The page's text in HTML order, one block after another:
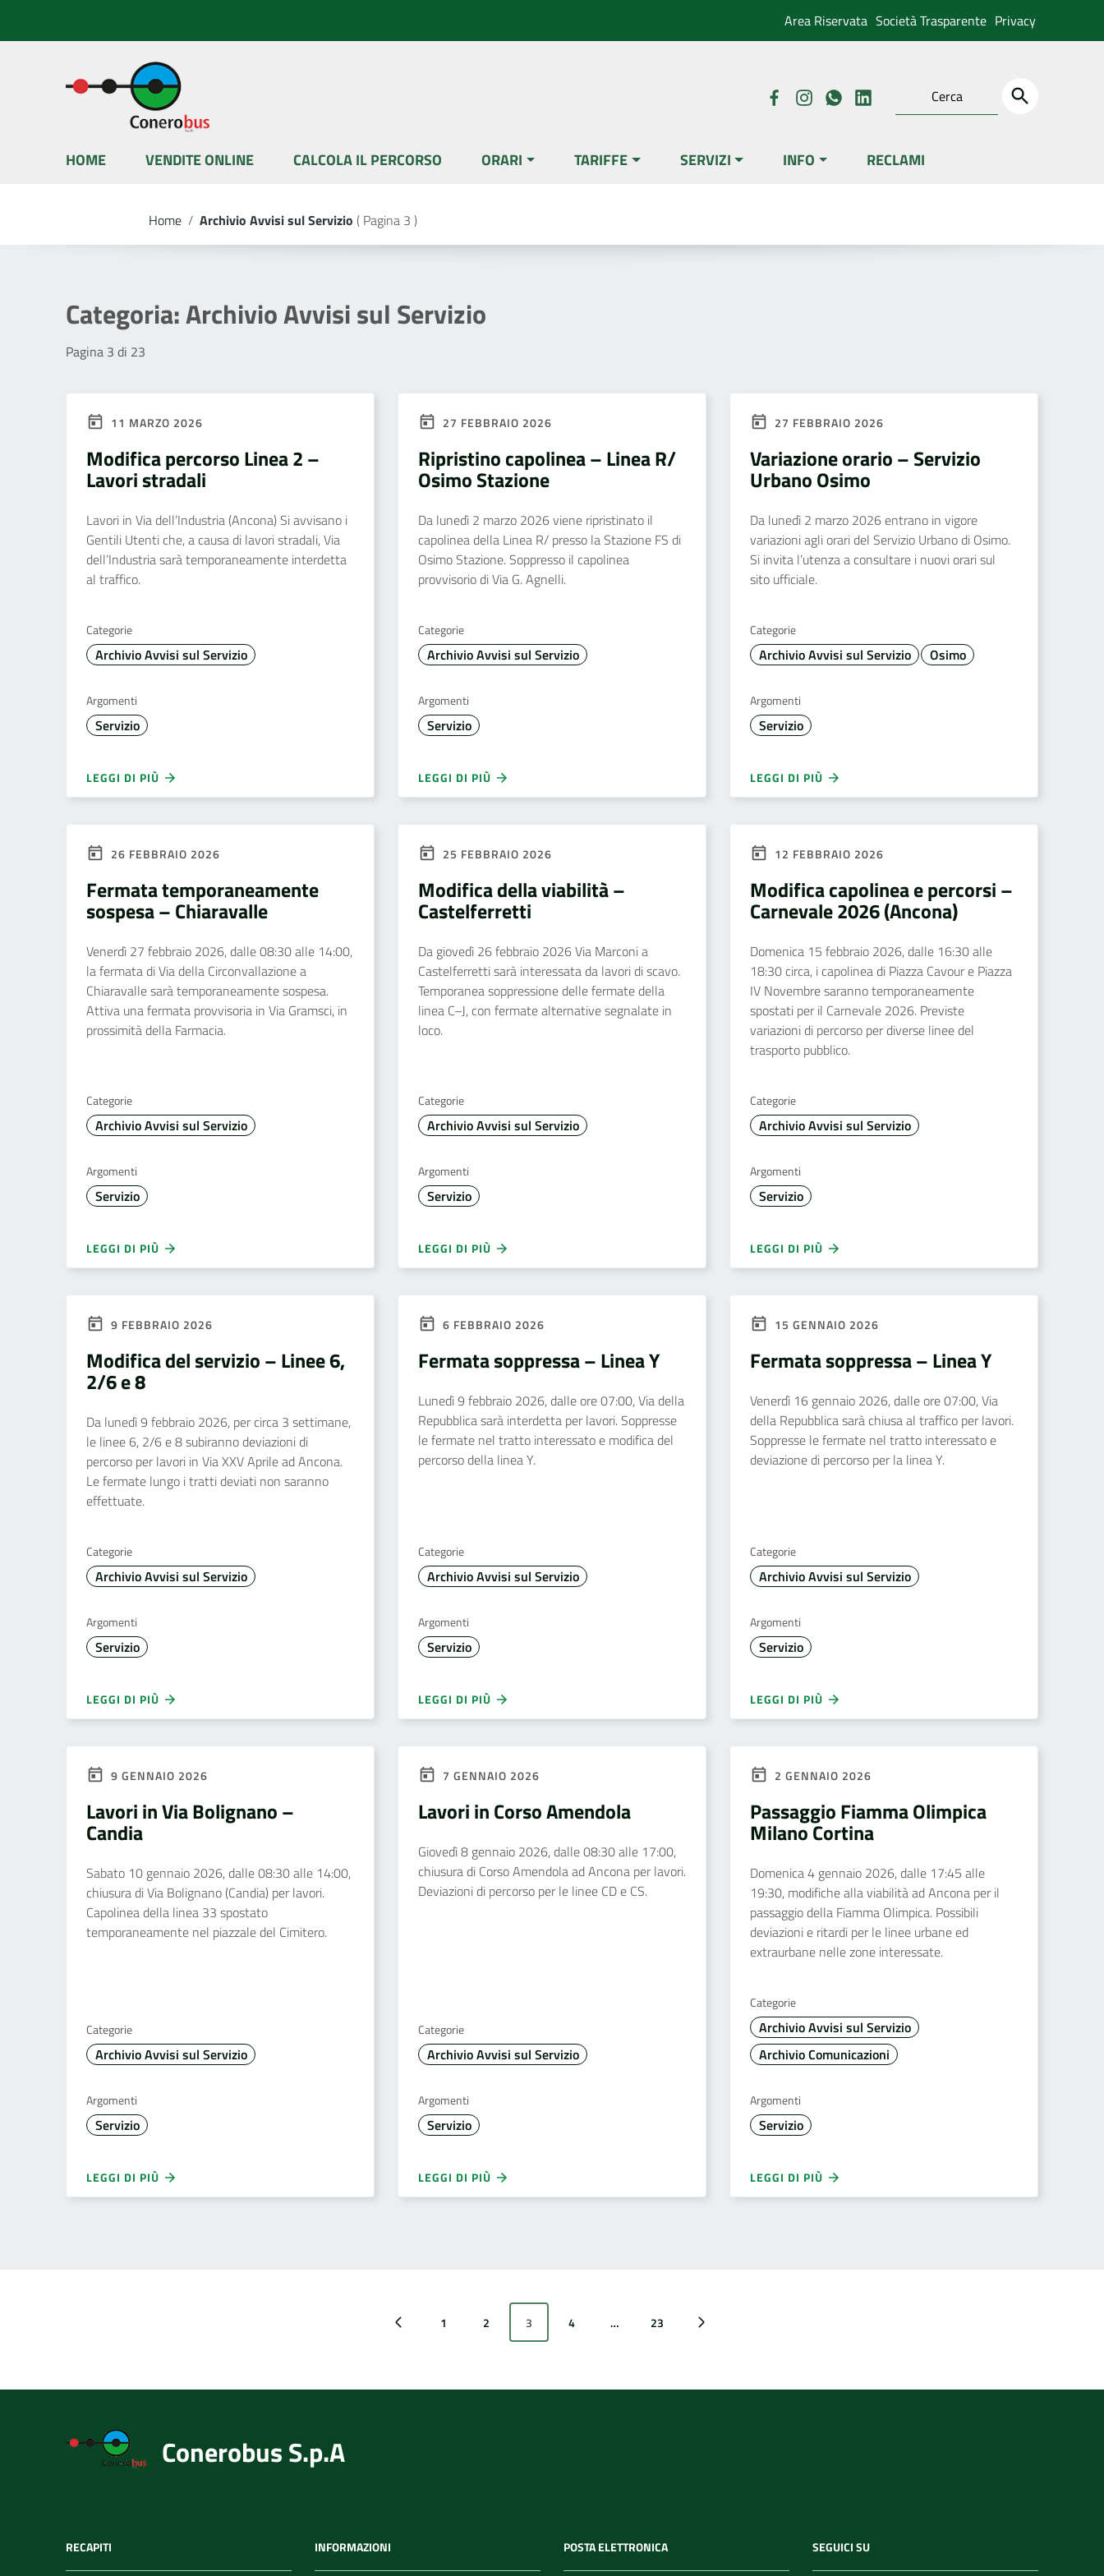
Area Riservata Società Trasparente Privacy
HOME VENDITE ONLINE CALCOLA IL PERCORSO ORARI TARIFFE SERVIZI INFO RECLAMI
Home / Archivio Avvisi sul Servizio ( Pagina 3 )
Categoria:Archivio Avvisi sul Servizio
Pagina 3 di 23
11 MARZO 2026
Modifica percorso Linea 2 –
Lavori stradali
Lavori in Via dell’Industria (Ancona) Si avvisano i
Gentili Utenti che, a causa di lavori stradali, Via
dell’Industria sarà temporaneamente interdetta
al traffico.
Categorie
Archivio Avvisi sul Servizio
Argomenti
Servizio
LEGGI DI PIÙ
27 FEBBRAIO 2026
Ripristino capolinea – Linea R/
Osimo Stazione
Da lunedì 2 marzo 2026 viene ripristinato il
capolinea della Linea R/ presso la Stazione FS di
Osimo Stazione. Soppresso il capolinea
provvisorio di Via G. Agnelli.
Categorie
Archivio Avvisi sul Servizio
Argomenti
Servizio
LEGGI DI PIÙ
27 FEBBRAIO 2026
Variazione orario – Servizio
Urbano Osimo
Da lunedì 2 marzo 2026 entrano in vigore
variazioni agli orari del Servizio Urbano di Osimo.
Si invita l’utenza a consultare i nuovi orari sul
sito ufficiale.
Categorie
Archivio Avvisi sul Servizio Osimo
Argomenti
Servizio
LEGGI DI PIÙ
26 FEBBRAIO 2026
Fermata temporaneamente
sospesa – Chiaravalle
Venerdì 27 febbraio 2026, dalle 08:30 alle 14:00,
la fermata di Via della Circonvallazione a
Chiaravalle sarà temporaneamente sospesa.
Attiva una fermata provvisoria in Via Gramsci, in
prossimità della Farmacia.
Categorie
Archivio Avvisi sul Servizio
Argomenti
Servizio
LEGGI DI PIÙ
25 FEBBRAIO 2026
Modifica della viabilità –
Castelferretti
Da giovedì 26 febbraio 2026 Via Marconi a
Castelferretti sarà interessata da lavori di scavo.
Temporanea soppressione delle fermate della
linea C–J, con fermate alternative segnalate in
loco.
Categorie
Archivio Avvisi sul Servizio
Argomenti
Servizio
LEGGI DI PIÙ
12 FEBBRAIO 2026
Modifica capolinea e percorsi –
Carnevale 2026 (Ancona)
Domenica 15 febbraio 2026, dalle 16:30 alle
18:30 circa, i capolinea di Piazza Cavour e Piazza
IV Novembre saranno temporaneamente
spostati per il Carnevale 2026. Previste
variazioni di percorso per diverse linee del
trasporto pubblico.
Categorie
Archivio Avvisi sul Servizio
Argomenti
Servizio
LEGGI DI PIÙ
9 FEBBRAIO 2026
Modifica del servizio – Linee 6,
2/6 e 8
Da lunedì 9 febbraio 2026, per circa 3 settimane,
le linee 6, 2/6 e 8 subiranno deviazioni di
percorso per lavori in Via XXV Aprile ad Ancona.
Le fermate lungo i tratti deviati non saranno
effettuate.
Categorie
Archivio Avvisi sul Servizio
Argomenti
Servizio
LEGGI DI PIÙ
6 FEBBRAIO 2026
Fermata soppressa – Linea Y
Lunedì 9 febbraio 2026, dalle ore 07:00, Via della
Repubblica sarà interdetta per lavori. Soppresse
le fermate nel tratto interessato e modifica del
percorso della linea Y.
Categorie
Archivio Avvisi sul Servizio
Argomenti
Servizio
LEGGI DI PIÙ
15 GENNAIO 2026
Fermata soppressa – Linea Y
Venerdì 16 gennaio 2026, dalle ore 07:00, Via
della Repubblica sarà chiusa al traffico per lavori.
Soppresse le fermate nel tratto interessato e
deviazione di percorso per la linea Y.
Categorie
Archivio Avvisi sul Servizio
Argomenti
Servizio
LEGGI DI PIÙ
9 GENNAIO 2026
Lavori in Via Bolignano –
Candia
Sabato 10 gennaio 2026, dalle 08:30 alle 14:00,
chiusura di Via Bolignano (Candia) per lavori.
Capolinea della linea 33 spostato
temporaneamente nel piazzale del Cimitero.
Categorie
Archivio Avvisi sul Servizio
Argomenti
Servizio
LEGGI DI PIÙ
7 GENNAIO 2026
Lavori in Corso Amendola
Giovedì 8 gennaio 2026, dalle 08:30 alle 17:00,
chiusura di Corso Amendola ad Ancona per lavori.
Deviazioni di percorso per le linee CD e CS.
Categorie
Archivio Avvisi sul Servizio
Argomenti
Servizio
LEGGI DI PIÙ
2 GENNAIO 2026
Passaggio Fiamma Olimpica
Milano Cortina
Domenica 4 gennaio 2026, dalle 17:45 alle
19:30, modifiche alla viabilità ad Ancona per il
passaggio della Fiamma Olimpica. Possibili
deviazioni e ritardi per le linee urbane ed
extraurbane nelle zone interessate.
Categorie
Archivio Avvisi sul Servizio
Archivio Comunicazioni
Argomenti
Servizio
LEGGI DI PIÙ
Pagina precedente 1 2 3 4 … 23 Pagina successiva
Conerobus S.p.A
RECAPITI INFORMAZIONI POSTA ELETTRONICA SEGUICI SU